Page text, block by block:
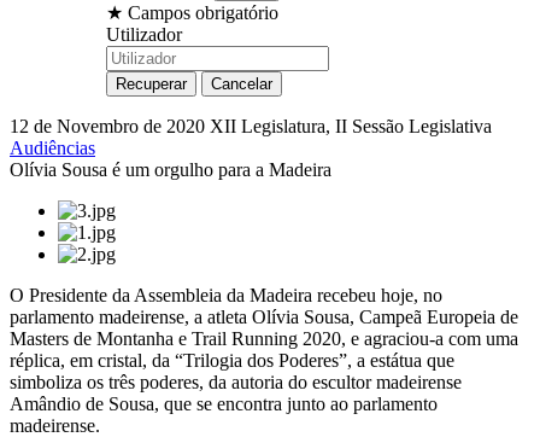
★ Campos obrigatório
Utilizador
12 de Novembro de 2020 XII Legislatura, II Sessão Legislativa
Audiências
Olívia Sousa é um orgulho para a Madeira
O Presidente da Assembleia da Madeira recebeu hoje, no
parlamento madeirense, a atleta Olívia Sousa, Campeã Europeia de
Masters de Montanha e Trail Running 2020, e agraciou-a com uma
réplica, em cristal, da “Trilogia dos Poderes”, a estátua que
simboliza os três poderes, da autoria do escultor madeirense
Amândio de Sousa, que se encontra junto ao parlamento
madeirense.